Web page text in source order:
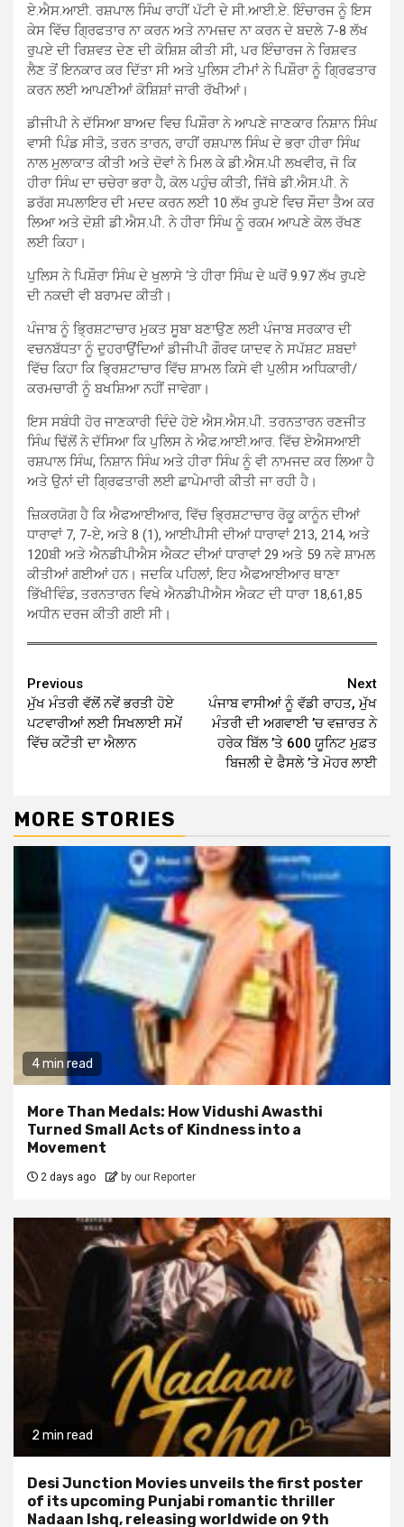
ਏ.ਐਸ.ਆਈ. ਰਸ਼ਪਾਲ ਸਿੰਘ ਰਾਹੀਂ ਪੱਟੀ ਦੇ ਸੀ.ਆਈ.ਏ. ਇੰਚਾਰਜ ਨੂੰ ਇਸ
ਕੇਸ ਵਿੱਚ ਗਿ੍ਰਫਤਾਰ ਨਾ ਕਰਨ ਅਤੇ ਨਾਮਜ਼ਦ ਨਾ ਕਰਨ ਦੇ ਬਦਲੇ 7-8 ਲੱਖ
ਰੁਪਏ ਦੀ ਰਿਸ਼ਵਤ ਦੇਣ ਦੀ ਕੋਸ਼ਿਸ਼ ਕੀਤੀ ਸੀ, ਪਰ ਇੰਚਾਰਜ ਨੇ ਰਿਸ਼ਵਤ
ਲੈਣ ਤੋਂ ਇਨਕਾਰ ਕਰ ਦਿੱਤਾ ਸੀ ਅਤੇ ਪੁਲਿਸ ਟੀਮਾਂ ਨੇ ਪਿਸ਼ੌਰਾ ਨੂੰ ਗਿ੍ਰਫਤਾਰ
ਕਰਨ ਲਈ ਆਪਣੀਆਂ ਕੋਸ਼ਿਸ਼ਾਂ ਜਾਰੀ ਰੱਖੀਆਂ।
ਡੀਜੀਪੀ ਨੇ ਦੱਸਿਆ ਬਾਅਦ ਵਿਚ ਪਿਸ਼ੌਰਾ ਨੇ ਆਪਣੇ ਜਾਣਕਾਰ ਨਿਸ਼ਾਨ ਸਿੰਘ
ਵਾਸੀ ਪਿੰਡ ਸੀਤੋ, ਤਰਨ ਤਾਰਨ, ਰਾਹੀਂ ਰਸ਼ਪਾਲ ਸਿੰਘ ਦੇ ਭਰਾ ਹੀਰਾ ਸਿੰਘ
ਨਾਲ ਮੁਲਾਕਾਤ ਕੀਤੀ ਅਤੇ ਦੋਵਾਂ ਨੇ ਮਿਲ ਕੇ ਡੀ.ਐਸ.ਪੀ ਲਖਵੀਰ, ਜੋ ਕਿ
ਹੀਰਾ ਸਿੰਘ ਦਾ ਚਚੇਰਾ ਭਰਾ ਹੈ, ਕੋਲ ਪਹੁੰਚ ਕੀਤੀ, ਜਿੱਥੇ ਡੀ.ਐਸ.ਪੀ. ਨੇ
ਡਰੱਗ ਸਪਲਾਇਰ ਦੀ ਮਦਦ ਕਰਨ ਲਈ 10 ਲੱਖ ਰੁਪਏ ਵਿਚ ਸੌਦਾ ਤੈਅ ਕਰ
ਲਿਆ ਅਤੇ ਦੋਸ਼ੀ ਡੀ.ਐਸ.ਪੀ. ਨੇ ਹੀਰਾ ਸਿੰਘ ਨੂੰ ਰਕਮ ਆਪਣੇ ਕੋਲ ਰੱਖਣ
ਲਈ ਕਿਹਾ।
ਪੁਲਿਸ ਨੇ ਪਿਸ਼ੌਰਾ ਸਿੰਘ ਦੇ ਖੁਲਾਸੇ ‘ਤੇ ਹੀਰਾ ਸਿੰਘ ਦੇ ਘਰੋਂ 9.97 ਲੱਖ ਰੁਪਏ
ਦੀ ਨਕਦੀ ਵੀ ਬਰਾਮਦ ਕੀਤੀ।
ਪੰਜਾਬ ਨੂੰ ਭਿ੍ਰਸ਼ਟਾਚਾਰ ਮੁਕਤ ਸੂਬਾ ਬਣਾਉਣ ਲਈ ਪੰਜਾਬ ਸਰਕਾਰ ਦੀ
ਵਚਨਬੱਧਤਾ ਨੂੰ ਦੁਹਰਾਉਂਦਿਆਂ ਡੀਜੀਪੀ ਗੌਰਵ ਯਾਦਵ ਨੇ ਸਪੱਸ਼ਟ ਸ਼ਬਦਾਂ
ਵਿੱਚ ਕਿਹਾ ਕਿ ਭਿ੍ਰਸ਼ਟਾਚਾਰ ਵਿੱਚ ਸ਼ਾਮਲ ਕਿਸੇ ਵੀ ਪੁਲੀਸ ਅਧਿਕਾਰੀ/
ਕਰਮਚਾਰੀ ਨੂੰ ਬਖਸ਼ਿਆ ਨਹੀਂ ਜਾਵੇਗਾ।
ਇਸ ਸਬੰਧੀ ਹੋਰ ਜਾਣਕਾਰੀ ਦਿੰਦੇ ਹੋਏ ਐਸ.ਐਸ.ਪੀ. ਤਰਨਤਾਰਨ ਰਣਜੀਤ
ਸਿੰਘ ਢਿੱਲੋਂ ਨੇ ਦੱਸਿਆ ਕਿ ਪੁਲਿਸ ਨੇ ਐਫ.ਆਈ.ਆਰ. ਵਿੱਚ ਏਐਸਆਈ
ਰਸ਼ਪਾਲ ਸਿੰਘ, ਨਿਸ਼ਾਨ ਸਿੰਘ ਅਤੇ ਹੀਰਾ ਸਿੰਘ ਨੂੰ ਵੀ ਨਾਮਜਦ ਕਰ ਲਿਆ ਹੈ
ਅਤੇ ਉਨਾਂ ਦੀ ਗਿ੍ਰਫਤਾਰੀ ਲਈ ਛਾਪੇਮਾਰੀ ਕੀਤੀ ਜਾ ਰਹੀ ਹੈ।
ਜ਼ਿਕਰਯੋਗ ਹੈ ਕਿ ਐਫਆਈਆਰ, ਵਿੱਚ ਭਿ੍ਰਸ਼ਟਾਚਾਰ ਰੋਕੂ ਕਾਨੂੰਨ ਦੀਆਂ
ਧਾਰਾਵਾਂ 7, 7-ਏ, ਅਤੇ 8 (1), ਆਈਪੀਸੀ ਦੀਆਂ ਧਾਰਾਵਾਂ 213, 214, ਅਤੇ
120ਬੀ ਅਤੇ ਐਨਡੀਪੀਐਸ ਐਕਟ ਦੀਆਂ ਧਾਰਾਵਾਂ 29 ਅਤੇ 59 ਨਵੇ ਸ਼ਾਮਲ
ਕੀਤੀਆਂ ਗਈਆਂ ਹਨ। ਜਦਕਿ ਪਹਿਲਾਂ, ਇਹ ਐਫਆਈਆਰ ਥਾਣਾ
ਭਿੱਖੀਵਿੰਡ, ਤਰਨਤਾਰਨ ਵਿਖੇ ਐਨਡੀਪੀਐਸ ਐਕਟ ਦੀ ਧਾਰਾ 18,61,85
ਅਧੀਨ ਦਰਜ ਕੀਤੀ ਗਈ ਸੀ।
Continue
Reading
Previous
ਮੁੱਖ ਮੰਤਰੀ ਵੱਲੋਂ ਨਵੇਂ ਭਰਤੀ ਹੋਏ
ਪਟਵਾਰੀਆਂ ਲਈ ਸਿਖਲਾਈ ਸਮੇਂ
ਵਿੱਚ ਕਟੌਤੀ ਦਾ ਐਲਾਨ
Next
ਪੰਜਾਬ ਵਾਸੀਆਂ ਨੂੰ ਵੱਡੀ ਰਾਹਤ, ਮੁੱਖ
ਮੰਤਰੀ ਦੀ ਅਗਵਾਈ ’ਚ ਵਜ਼ਾਰਤ ਨੇ
ਹਰੇਕ ਬਿੱਲ ’ਤੇ 600 ਯੂਨਿਟ ਮੁਫ਼ਤ
ਬਿਜਲੀ ਦੇ ਫੈਸਲੇ ’ਤੇ ਮੋਹਰ ਲਾਈ
MORE STORIES
4 min read
More Than Medals: How Vidushi Awasthi
Turned Small Acts of Kindness into a
Movement
2 days ago by our Reporter
2 min read
Desi Junction Movies unveils the first poster
of its upcoming Punjabi romantic thriller
Nadaan Ishq, releasing worldwide on 9th